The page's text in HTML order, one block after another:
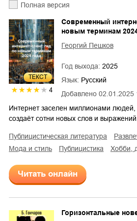
Полная версия
ТЕКСТ
4 Добавлено 02.01.2025
Современный
новым терминам
Георгий Пешков
Год выхода: 2025
Язык: Русский
Интернет заселен миллионами
создаёт сотни новых слов и
публицистическая литература
мода и стиль
публицистика хобби,
Читать онлайн
Горизонтальные